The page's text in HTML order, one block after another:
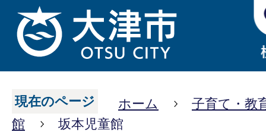
現在のページ ホーム
子育て・教
館
坂本児童館